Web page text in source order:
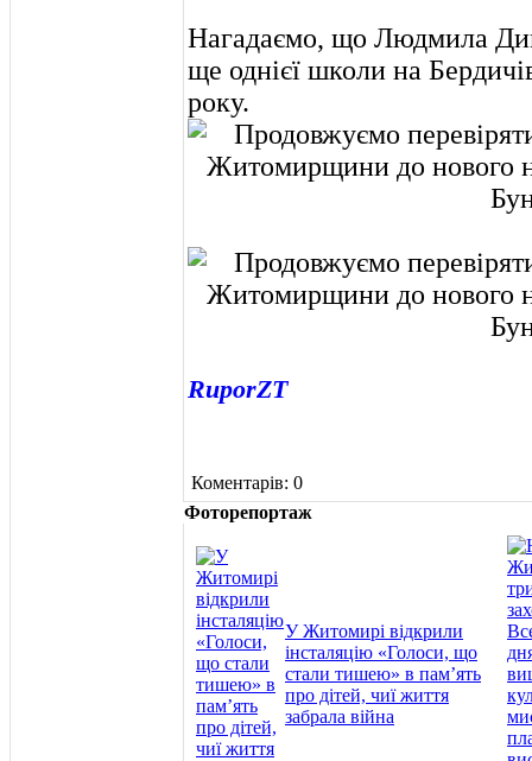
Нагадаємо, що Людмила
ще однієї школи на
року.
RuporZT
Коментарів: 0
Фоторепортаж
У Житомирі відкрили
інсталяцію «Голоси, що
стали тишею» в пам’ять
про дітей, чиї життя
забрала війна